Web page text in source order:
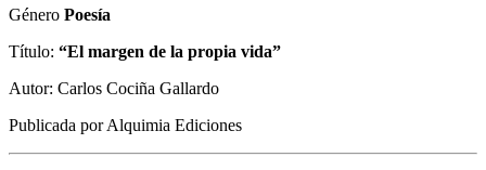
Género Poesía
Título: “El margen de la propia vida”
Autor: Carlos Cociña Gallardo
Publicada por Alquimia Ediciones